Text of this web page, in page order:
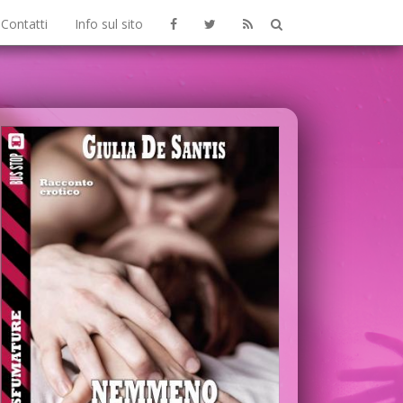
Contatti Info sul sito